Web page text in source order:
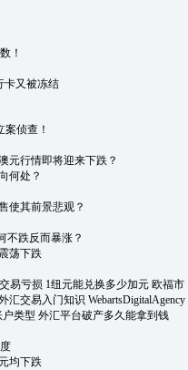
！
卡又被冻结
侦查！
元行情即将迎来下跌？
何处？
使其前景悲观？
不跌反而暴涨？
荡下跌
易亏损 1纽元能兑换多少加元 欧福市
汇交易入门知识 WebartsDigitalAgency
户类型 外汇平台破产多久能拿到钱
均下跌